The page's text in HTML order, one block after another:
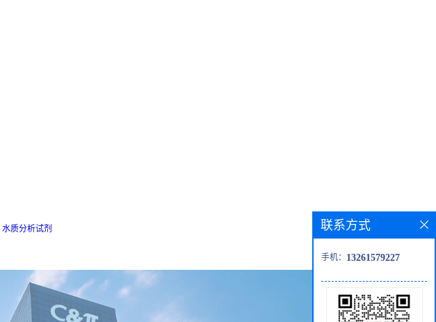
水质分析试剂
联系方式
手机： 13261579227